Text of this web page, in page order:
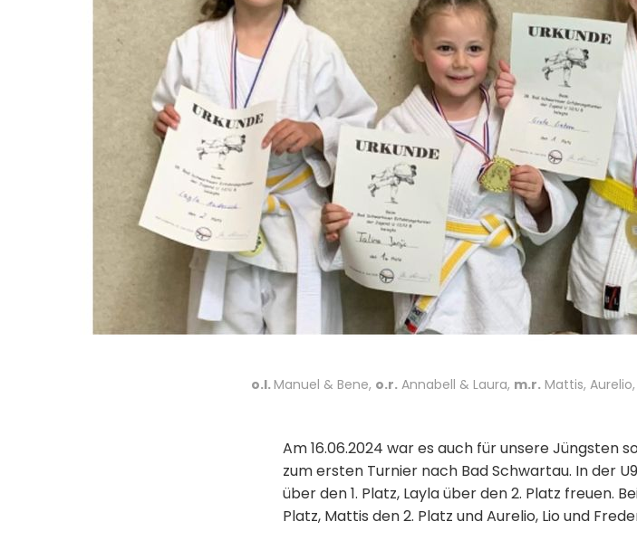
o.l.Manuel & Bene, o.r.Annabell & Laura, m.r.Mattis, Aurelio,
Am 16.06.2024 war es auch für unsere Jüngsten
zum ersten Turnier nach Bad Schwartau. In der
über den 1. Platz, Layla über den 2. Platz freuen.
Platz, Mattis den 2. Platz und Aurelio, Lio und